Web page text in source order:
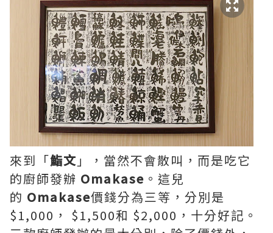
來到「鮨文 」，當然不會散叫，而是吃它
的廚師發辦 Omakase 。這兒
的 Omakase價錢分為三等，分別是
$1,000， $1,500和 $2,000，十分好記。